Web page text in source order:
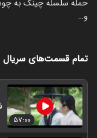
و…
تمام قسمت‌های سریال
۵۷:۰۰